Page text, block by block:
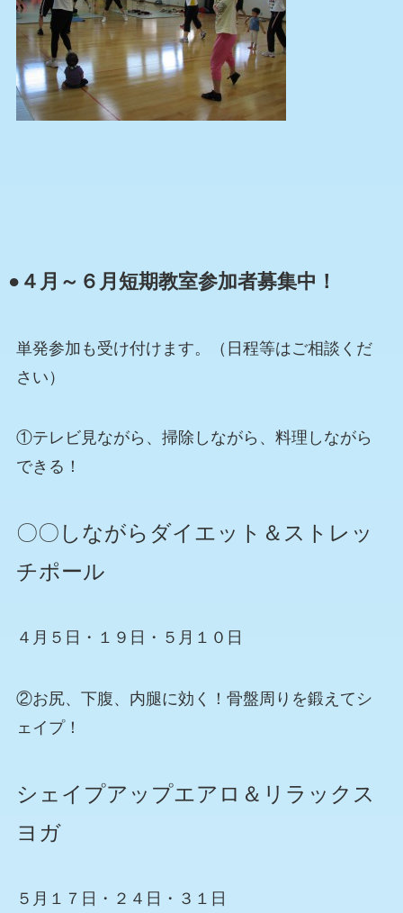
●４月～６月短期教室参加者募集中！
単発参加も受け付けます。（日程等はご相談くだ
さい）
①テレビ見ながら、掃除しながら、料理しながら
できる！
〇〇しながらダイエット＆ストレッ
チポール
４月５日・１９日・５月１０日
②お尻、下腹、内腿に効く！骨盤周りを鍛えてシ
ェイプ！
シェイプアップエアロ＆リラックス
ヨガ
５月１７日・２４日・３１日